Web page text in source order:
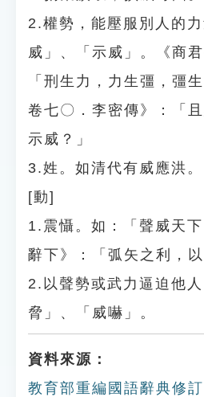
2.權勢，能壓服別人的
威」、「示威」。《商君
「刑生力，力生彊，彊
卷七〇．李密傳》：「
示威？」
3.姓。如清代有威應洪。
[動]
1.震懾。如：「聲威天
辭下》：「弧矢之利，以
2.以聲勢或武力逼迫他
脅」、「威嚇」。
資料來源：
教育部重編國語辭典修